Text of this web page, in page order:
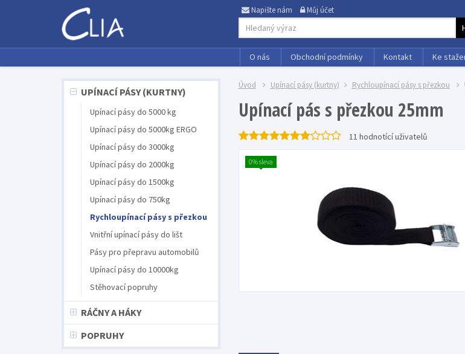
Napište nám Můj účet
O nás Obchodní podmínky Kontakt Ke
Úvod Upínací pásy (kurtny) Rychloupínací pásy s přezkou
Upínací pás s přezkou 25mm
11 hodnotící uživatelů
0% sleva
UPÍNACÍ PÁSY (KURTNY)
Upínací pásy do 5000 kg
Upínací pásy do 5000kg ERGO
Upínací pásy do 3000kg
Upínací pásy do 2000kg
Upínací pásy do 1500kg
Upínací pásy do 750kg
Rychloupínací pásy s přezkou
Vnitřní upínací pásy do lišt
Pásy pro přepravu automobilů
Upínací pásy do 10000kg
Stěhovací popruhy
RÁČNY A HÁKY
POPRUHY